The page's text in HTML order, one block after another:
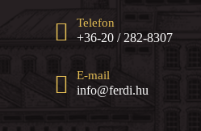
Telefon
+36-20 / 282-8307
E-mail
info@ferdi.hu